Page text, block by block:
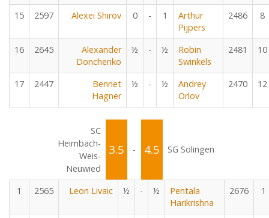
15 2597 Alexei Shirov 0 - 1
Arthur
Pijpers
2486 8
16 2645
Alexander
Donchenko
½ - ½
Robin
Swinkels
2481 10
17 2447
Bennet
Hagner
½ - ½
Andrey
Orlov
2470 12
SC
Heimbach-
Weis-
Neuwied
3.5 - 4.5 SG Solingen
1 2565 Leon Livaic ½ - ½
Pentala
Harikrishna
2676 1